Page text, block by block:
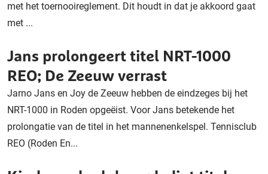
met het toernooireglement. Dit houdt in dat je akkoord gaat
met ...
Jans prolongeert titel NRT-1000
REO; De Zeeuw verrast
Jarno Jans en Joy de Zeeuw hebben de eindzeges bij het
NRT-1000 in Roden opgeëist. Voor Jans betekende het
prolongatie van de titel in het mannenenkelspel. Tennisclub
REO (Roden En...